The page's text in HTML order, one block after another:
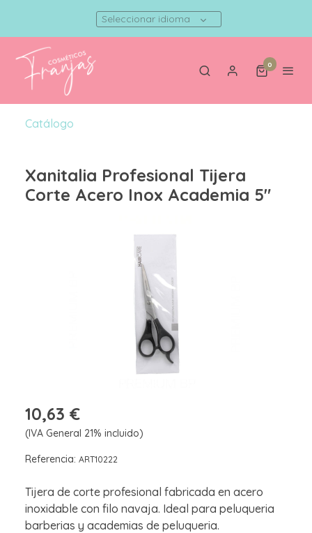
Seleccionar idioma
0
Catálogo
Xanitalia Profesional Tijera
Corte Acero Inox Academia 5"
10,63 €
(IVA General 21% incluido)
Referencia: ART10222
Tijera de corte profesional fabricada en acero
inoxidable con filo navaja. Ideal para peluqueria
barberias y academias de peluqueria.